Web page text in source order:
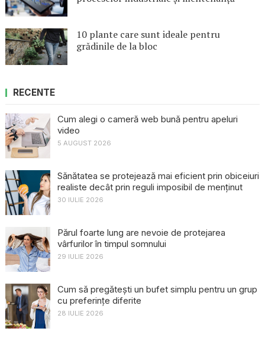
10 plante care sunt ideale pentru
grădinile de la bloc
RECENTE
Cum alegi o cameră web bună pentru apeluri
video
5 AUGUST 2026
Sănătatea se protejează mai eficient prin obiceiuri
realiste decât prin reguli imposibil de menținut
30 IULIE 2026
Părul foarte lung are nevoie de protejarea
vârfurilor în timpul somnului
29 IULIE 2026
Cum să pregătești un bufet simplu pentru un grup
cu preferințe diferite
28 IULIE 2026